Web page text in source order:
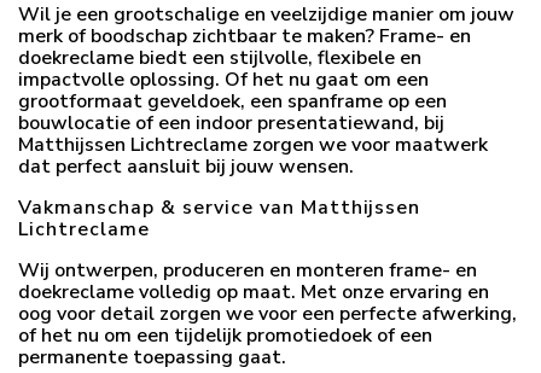
Wil je een grootschalige en veelzijdige manier om jouw
merk of boodschap zichtbaar te maken? Frame- en
doekreclame biedt een stijlvolle, flexibele en
impactvolle oplossing. Of het nu gaat om een
grootformaat geveldoek, een spanframe op een
bouwlocatie of een indoor presentatiewand, bij
Matthijssen Lichtreclame zorgen we voor maatwerk
dat perfect aansluit bij jouw wensen.
Vakmanschap & service van Matthijssen
Lichtreclame
Wij ontwerpen, produceren en monteren frame- en
doekreclame volledig op maat. Met onze ervaring en
oog voor detail zorgen we voor een perfecte afwerking,
of het nu om een tijdelijk promotiedoek of een
permanente toepassing gaat.